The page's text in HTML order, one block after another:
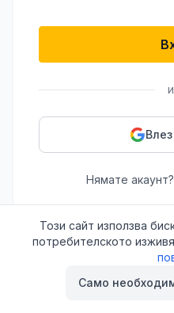
Нямате акаунт?
Този сайт използва
потребителското
Само